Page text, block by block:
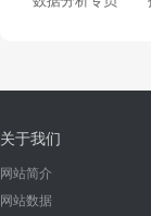
关于我们
网站简介
网站数据